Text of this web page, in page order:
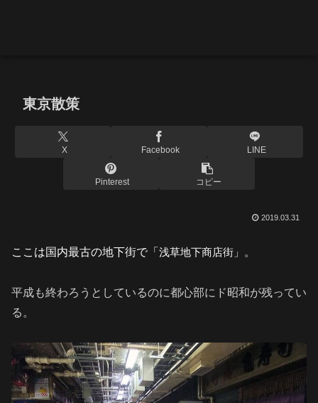
東京散策
X Facebook LINE
Pinterest コピー
2019.03.31
ここは国内最古の地下街で「 浅草地下商店街」。
平成も終わろうとしているのに都心部にド昭和が残ってい
る。